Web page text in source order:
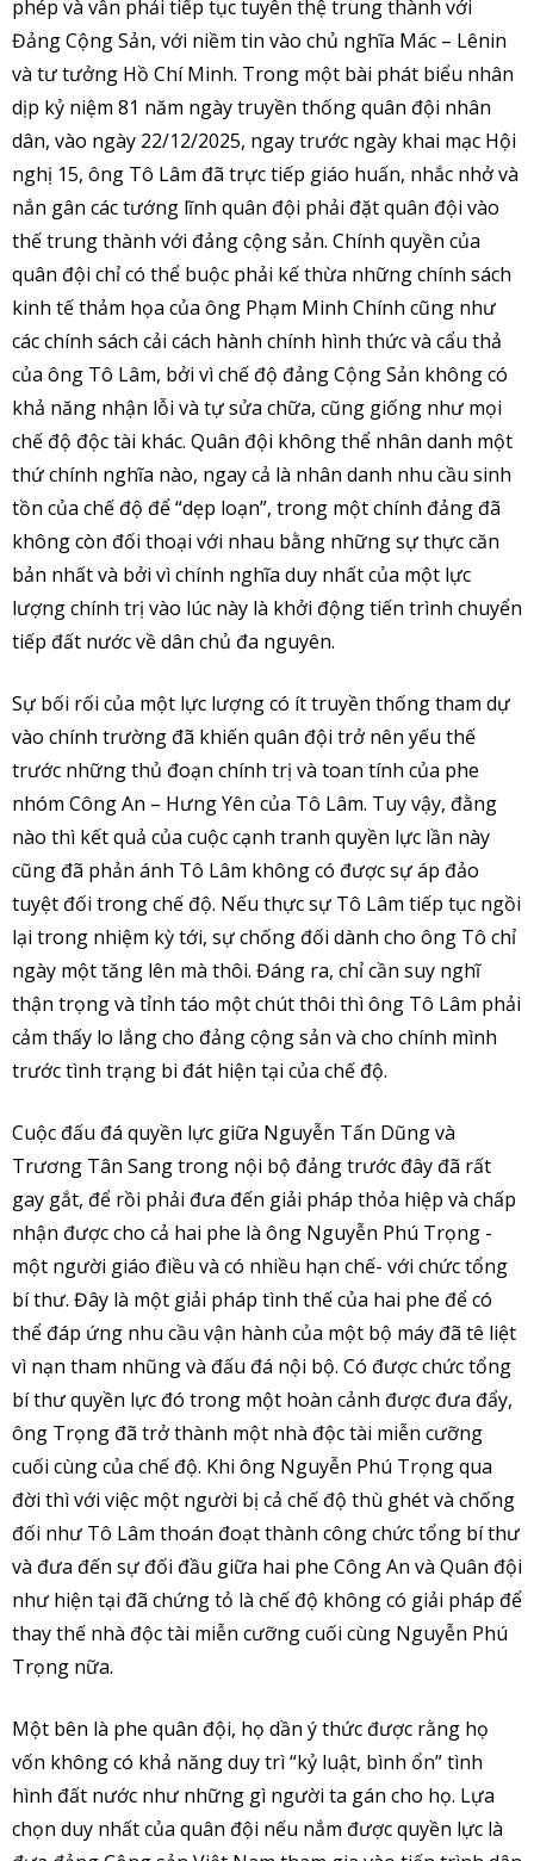
phép và vẫn phải tiếp tục tuyên thệ trung thành với
Đảng Cộng Sản, với niềm tin vào chủ nghĩa Mác – Lênin
và tư tưởng Hồ Chí Minh. Trong một bài phát biểu nhân
dịp kỷ niệm 81 năm ngày truyền thống quân đội nhân
dân, vào ngày 22/12/2025, ngay trước ngày khai mạc Hội
nghị 15, ông Tô Lâm đã trực tiếp giáo huấn, nhắc nhở và
nắn gân các tướng lĩnh quân đội phải đặt quân đội vào
thế trung thành với đảng cộng sản. Chính quyền của
quân đội chỉ có thể buộc phải kế thừa những chính sách
kinh tế thảm họa của ông Phạm Minh Chính cũng như
các chính sách cải cách hành chính hình thức và cẩu thả
của ông Tô Lâm, bởi vì chế độ đảng Cộng Sản không có
khả năng nhận lỗi và tự sửa chữa, cũng giống như mọi
chế độ độc tài khác. Quân đội không thể nhân danh một
thứ chính nghĩa nào, ngay cả là nhân danh nhu cầu sinh
tồn của chế độ để “dẹp loạn”, trong một chính đảng đã
không còn đối thoại với nhau bằng những sự thực căn
bản nhất và bởi vì chính nghĩa duy nhất của một lực
lượng chính trị vào lúc này là khởi động tiến trình chuyển
tiếp đất nước về dân chủ đa nguyên.
Sự bối rối của một lực lượng có ít truyền thống tham dự
vào chính trường đã khiến quân đội trở nên yếu thế
trước những thủ đoạn chính trị và toan tính của phe
nhóm Công An – Hưng Yên của Tô Lâm. Tuy vậy, đằng
nào thì kết quả của cuộc cạnh tranh quyền lực lần này
cũng đã phản ánh Tô Lâm không có được sự áp đảo
tuyệt đối trong chế độ. Nếu thực sự Tô Lâm tiếp tục ngồi
lại trong nhiệm kỳ tới, sự chống đối dành cho ông Tô chỉ
ngày một tăng lên mà thôi. Đáng ra, chỉ cần suy nghĩ
thận trọng và tỉnh táo một chút thôi thì ông Tô Lâm phải
cảm thấy lo lắng cho đảng cộng sản và cho chính mình
trước tình trạng bi đát hiện tại của chế độ.
Cuộc đấu đá quyền lực giữa Nguyễn Tấn Dũng và
Trương Tân Sang trong nội bộ đảng trước đây đã rất
gay gắt, để rồi phải đưa đến giải pháp thỏa hiệp và chấp
nhận được cho cả hai phe là ông Nguyễn Phú Trọng -
một người giáo điều và có nhiều hạn chế- với chức tổng
bí thư. Đây là một giải pháp tình thế của hai phe để có
thể đáp ứng nhu cầu vận hành của một bộ máy đã tê liệt
vì nạn tham nhũng và đấu đá nội bộ. Có được chức tổng
bí thư quyền lực đó trong một hoàn cảnh được đưa đẩy,
ông Trọng đã trở thành một nhà độc tài miễn cưỡng
cuối cùng của chế độ. Khi ông Nguyễn Phú Trọng qua
đời thì với việc một người bị cả chế độ thù ghét và chống
đối như Tô Lâm thoán đoạt thành công chức tổng bí thư
và đưa đến sự đối đầu giữa hai phe Công An và Quân đội
như hiện tại đã chứng tỏ là chế độ không có giải pháp để
thay thế nhà độc tài miễn cưỡng cuối cùng Nguyễn Phú
Trọng nữa.
Một bên là phe quân đội, họ dần ý thức được rằng họ
vốn không có khả năng duy trì “kỷ luật, bình ổn” tình
hình đất nước như những gì người ta gán cho họ. Lựa
chọn duy nhất của quân đội nếu nắm được quyền lực là